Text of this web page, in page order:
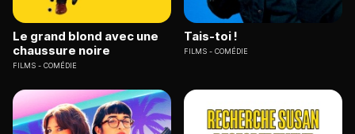
Le grand blond avec une
chaussure noire
FILMS COMÉDIE
Tais-toi !
FILMS COMÉDIE